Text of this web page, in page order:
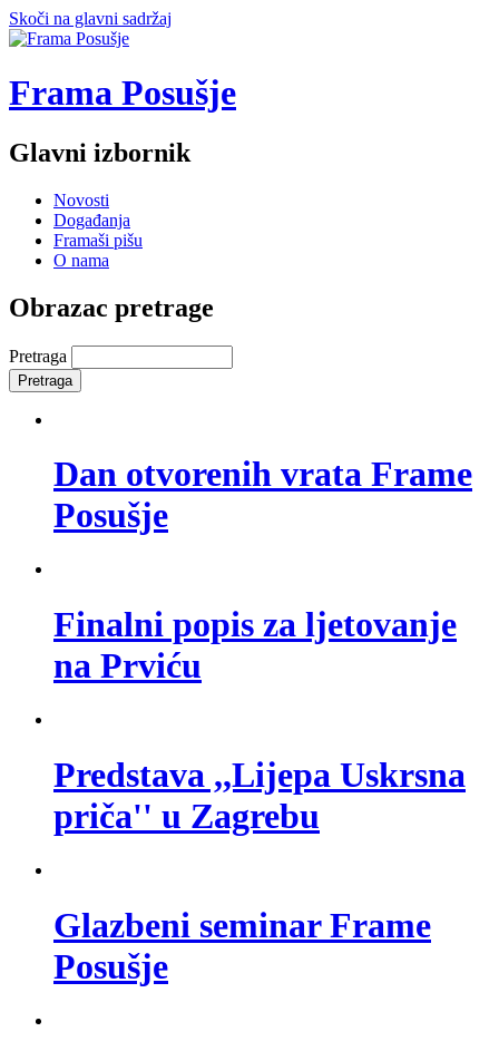
Skoči na glavni sadržaj
Frama Posušje
Glavni izbornik
Novosti
Događanja
Framaši pišu
O nama
Obrazac pretrage
Pretraga
Dan otvorenih vrata Frame
Posušje
Finalni popis za ljetovanje
na Prviću
Predstava ,,Lijepa Uskrsna
priča'' u Zagrebu
Glazbeni seminar Frame
Posušje